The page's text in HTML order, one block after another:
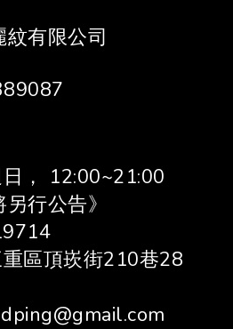
有限公司
， 12:00~21:00
行公告》
區頂崁街210巷28